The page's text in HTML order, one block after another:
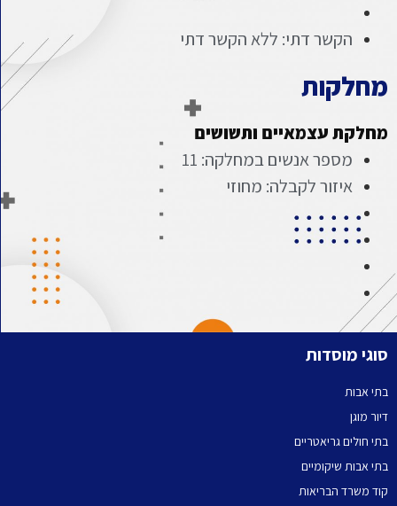
הקשר דתי: ללא הקשר דתי
מחלקות
מחלקת עצמאיים ותשושים
מספר אנשים במחלקה: 11
איזור לקבלה: מחוזי
סוגי מוסדות
בתי אבות
דיור מוגן
בתי חולים גריאטריים
בתי אבות שיקומיים
קוד משרד הבריאות